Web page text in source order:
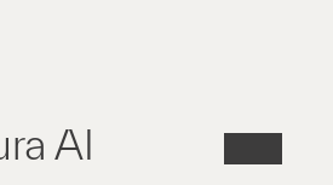
AI